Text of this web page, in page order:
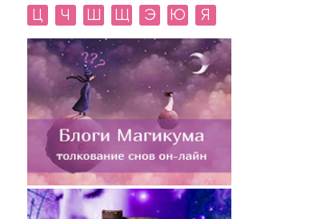
Ц
Ч Ш Щ Э Ю Я